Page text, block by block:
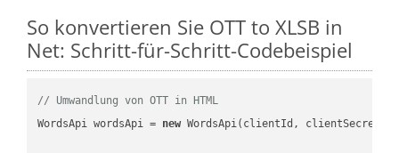
So konvertieren Sie OTT to XLSB in
Net: Schritt-für-Schritt-Codebeispiel
// Umwandlung von OTT in HTML
WordsApi wordsApi = new WordsApi(clientId, clientSecret);